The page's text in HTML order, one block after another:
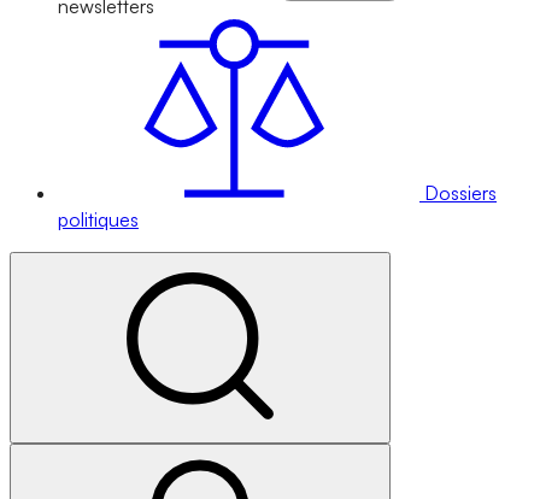
newsletters
Dossiers
politiques